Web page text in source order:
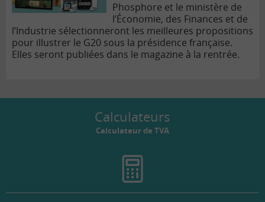
Phosphore et le ministère de
l’Économie, des Finances et de
l’Industrie sélectionneront les meilleures propositions
pour illustrer le G20 sous la présidence française.
Elles seront publiées dans le magazine à la rentrée.
Calculateurs
Calculateur de TVA